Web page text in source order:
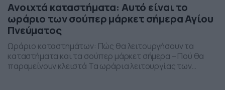
Ανοιχτά καταστήματα: Αυτό είναι το
ωράριο των σούπερ μάρκετ σήμερα Αγίου
Πνεύματος
Ωράριο καταστημάτων: Πώς θα λειτουργήσουν τα
καταστήματα και τα σούπερ μάρκετ σήμερα – Πού θα
παραμείνουν κλειστά Τα ωράρια λειτουργίας των